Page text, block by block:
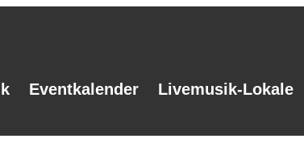
Eventkalender Livemusik-Lokale